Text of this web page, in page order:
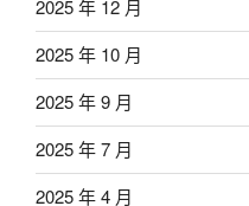
2025 年 12 月
2025 年 10 月
2025 年 9 月
2025 年 7 月
2025 年 4 月